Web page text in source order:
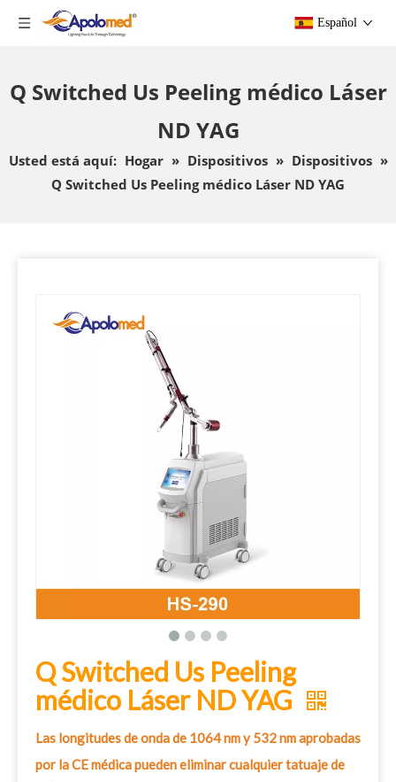
Español
Q Switched Us Peeling médico Láser
ND YAG
Usted está aquí: Hogar » Dispositivos » Dispositivos »
Q Switched Us Peeling médico Láser ND YAG
Q Switched Us Peeling
médico Láser ND YAG
Las longitudes de onda de 1064 nm y 532 nm aprobadas
por la CE médica pueden eliminar cualquier tatuaje de